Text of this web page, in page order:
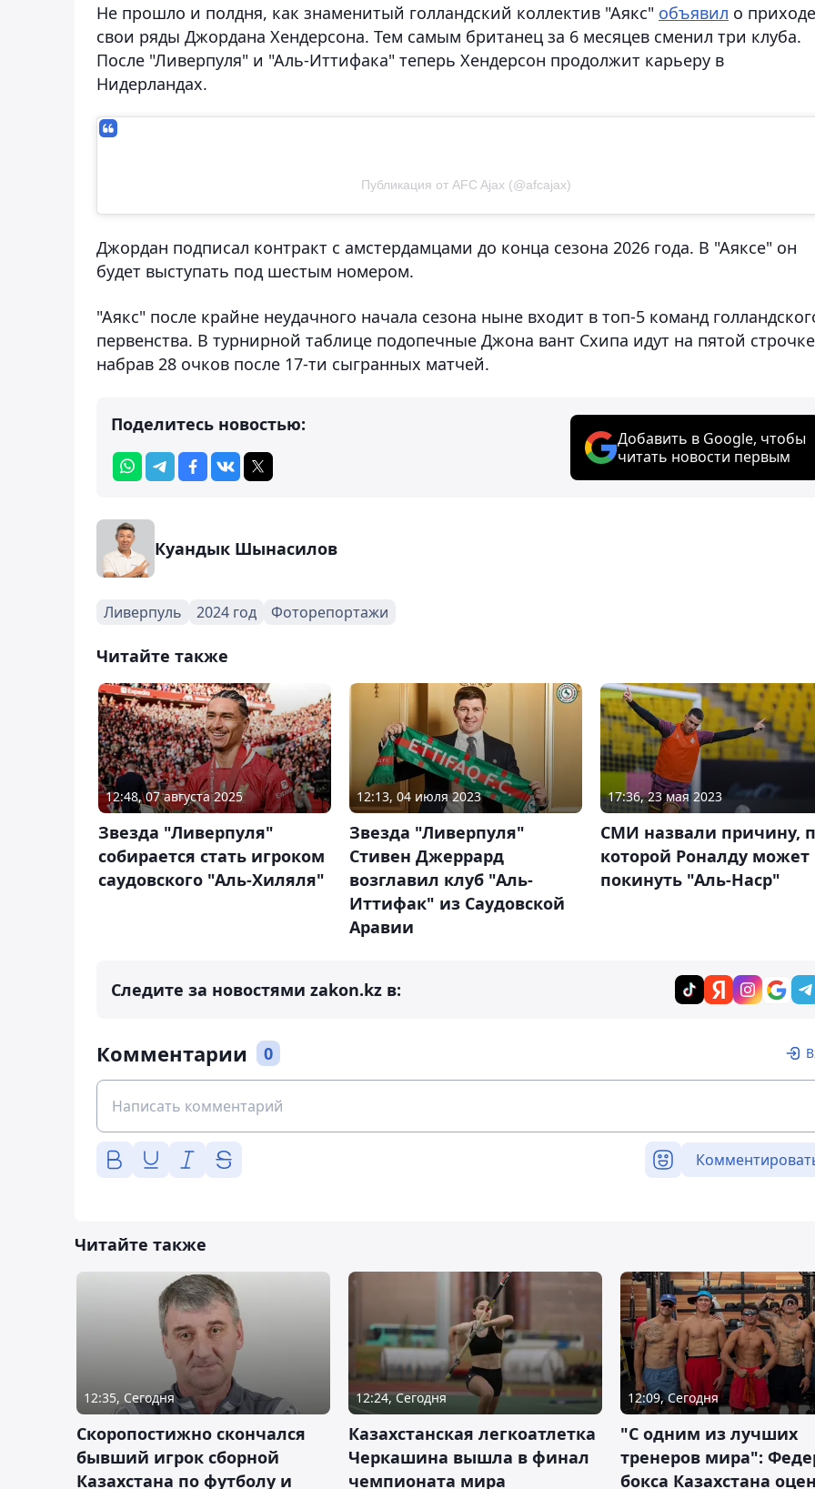
Не прошло и полдня, как знаменитый голландский коллектив "Аякс" объявил о
свои ряды Джордана Хендерсона. Тем самым британец за 6 месяцев сменил три клуба.
После "Ливерпуля" и "Аль-Иттифака" теперь Хендерсон продолжит карьеру в
Нидерландах.
Публикация от AFC Ajax (@afcajax)
Джордан подписал контракт с амстердамцами до конца сезона 2026 года. В "Аяксе" он
будет выступать под шестым номером.
"Аякс" после крайне неудачного начала сезона ныне входит в топ-5 команд
первенства. В турнирной таблице подопечные Джона вант Схипа идут на пятой
набрав 28 очков после 17-ти сыгранных матчей.
Поделитесь новостью:
Добавить в Google, чтобы
читать новости первым
Куандык Шынасилов
Ливерпуль 2024 год Фоторепортажи
Читайте также
12:48, 07 августа 2025
Звезда "Ливерпуля"
собирается стать игроком
саудовского "Аль-Хиляля"
12:13, 04 июля 2023
Звезда "Ливерпуля"
Стивен Джеррард
возглавил клуб "Аль-
Иттифак" из Саудовской
Аравии
17:36, 23 мая 2023
СМИ назвали причину,
которой Роналду может
покинуть "Аль-Наср"
Следите за новостями zakon.kz в:
Комментарии 0
Читайте также
12:35, Сегодня
Скоропостижно скончался
бывший игрок сборной
Казахстана по футболу и
12:24, Сегодня
Казахстанская легкоатлетка
Черкашина вышла в финал
чемпионата мира
12:09, Сегодня
"С одним из лучших
тренеров мира":
бокса Казахстана